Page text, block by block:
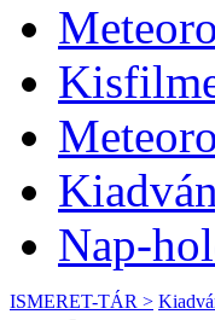
Nap-
ISMERET-TÁR >